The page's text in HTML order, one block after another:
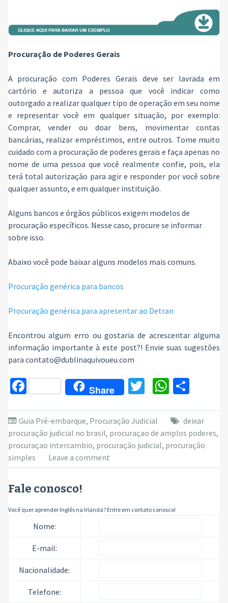
Procuração de Poderes Gerais
A procuração com Poderes Gerais deve ser lavrada em
cartório e autoriza a pessoa que você indicar como
outorgado a realizar qualquer tipo de operação em seu nome
e representar você em qualquer situação, por exemplo:
Comprar, vender ou doar bens, movimentar contas
bancárias, realizar empréstimos, entre outros. Tome muito
cuidado com a procuração de poderes gerais e faça apenas no
nome de uma pessoa que você realmente confie, pois, ela
terá total autorização para agir e responder por você sobre
qualquer assunto, e em qualquer instituição.
Alguns bancos e órgãos públicos exigem modelos de
procuração específicos. Nesse caso, procure se informar
sobre isso.
Abaixo você pode baixar alguns modelos mais comuns.
Procuração genérica para bancos
Procuração genérica para apresentar ao Detran
Encontrou algum erro ou gostaria de acrescentar alguma
informação importante à este post?! Envie suas sugestões
para contato@dublinaquivoueu.com
FacebookShare Twitter
Guia Pré-embarque, Procuração Judicial
deixar
procuração judicial no brasil, procuraçao de amplos poderes,
procuraçao intercambio, procuração judicial, procuração
simples
Leave a comment
Fale conosco!
Você quer aprender Inglês na Irlanda? Entre em contato conosco!
Nome:
E-mail:
Nacionalidade:
Telefone: